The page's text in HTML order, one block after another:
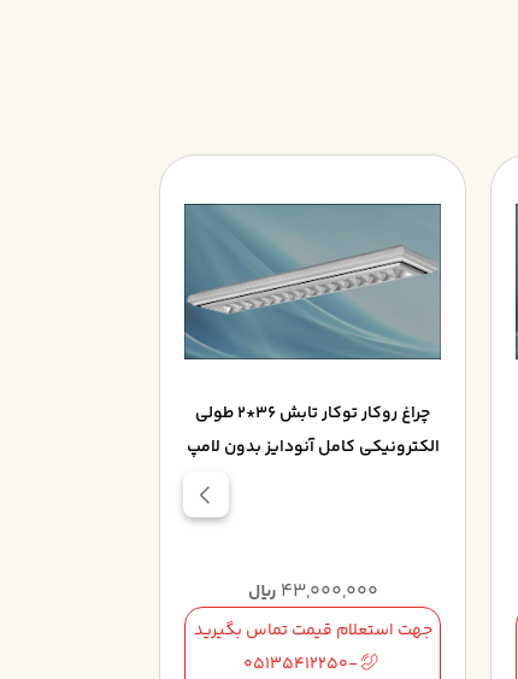
چراغ روکار توکار تابش 36*2 طولي
الکترونيکي کامل آنودايز بدون لامپ
43,000,000 ریال
جهت استعلام قیمت تماس بگیرید
05135412250-